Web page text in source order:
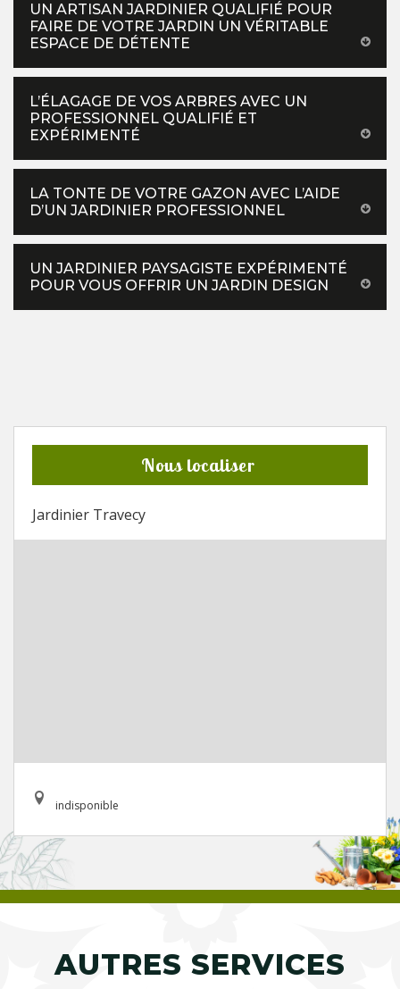
UN ARTISAN JARDINIER QUALIFIÉ POUR
FAIRE DE VOTRE JARDIN UN VÉRITABLE
ESPACE DE DÉTENTE
L’ÉLAGAGE DE VOS ARBRES AVEC UN
PROFESSIONNEL QUALIFIÉ ET
EXPÉRIMENTÉ
LA TONTE DE VOTRE GAZON AVEC L’AIDE
D’UN JARDINIER PROFESSIONNEL
UN JARDINIER PAYSAGISTE EXPÉRIMENTÉ
POUR VOUS OFFRIR UN JARDIN DESIGN
Nous localiser
Jardinier Travecy
indisponible
AUTRES SERVICES